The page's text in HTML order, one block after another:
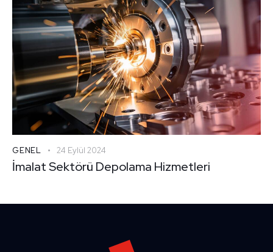
GENEL 24 Eylül 2024
İmalat Sektörü Depolama Hizmetleri